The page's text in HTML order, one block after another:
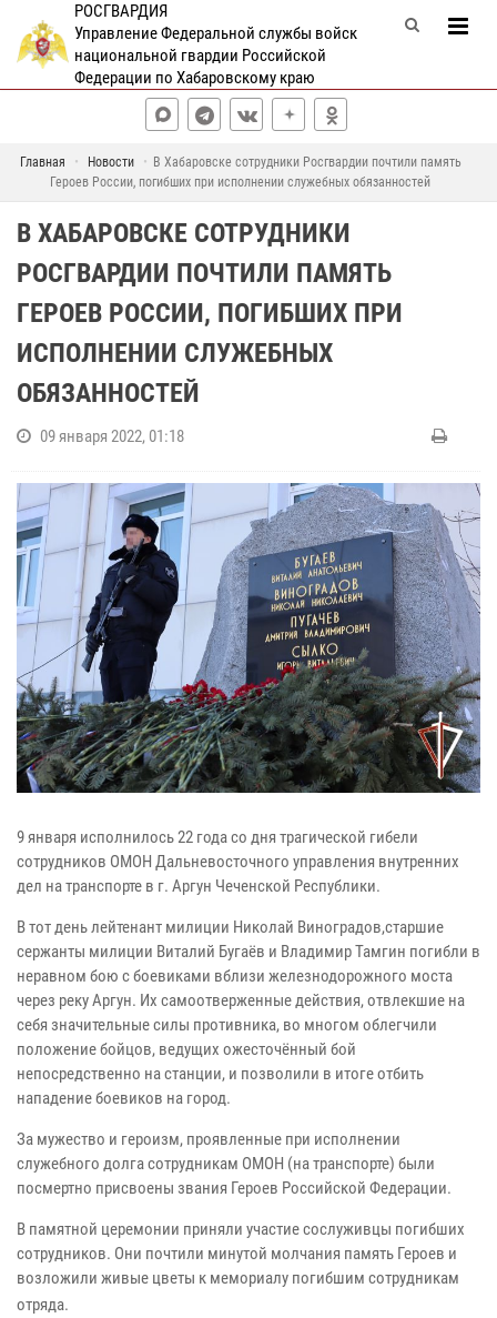
РОСГВАРДИЯ
Управление Федеральной службы войск
национальной гвардии Российской
Федерации по Хабаровскому краю
Главная Новости
В Хабаровске сотрудники Росгвардии почтили память
Героев России, погибших при исполнении служебных обязанностей
В ХАБАРОВСКЕ СОТРУДНИКИ
РОСГВАРДИИ ПОЧТИЛИ ПАМЯТЬ
ГЕРОЕВ РОССИИ, ПОГИБШИХ ПРИ
ИСПОЛНЕНИИ СЛУЖЕБНЫХ
ОБЯЗАННОСТЕЙ
09 января 2022, 01:18
9 января исполнилось 22 года со дня трагической гибели
сотрудников ОМОН Дальневосточного управления внутренних
дел на транспорте в г. Аргун Чеченской Республики.
В тот день лейтенант милиции Николай Виноградов,старшие
сержанты милиции Виталий Бугаёв и Владимир Тамгин погибли в
неравном бою с боевиками вблизи железнодорожного моста
через реку Аргун. Их самоотверженные действия, отвлекшие на
себя значительные силы противника, во многом облегчили
положение бойцов, ведущих ожесточённый бой
непосредственно на станции, и позволили в итоге отбить
нападение боевиков на город.
За мужество и героизм, проявленные при исполнении
служебного долга сотрудникам ОМОН (на транспорте) были
посмертно присвоены звания Героев Российской Федерации.
В памятной церемонии приняли участие сослуживцы погибших
сотрудников. Они почтили минутой молчания память Героев и
возложили живые цветы к мемориалу погибшим сотрудникам
отряда.